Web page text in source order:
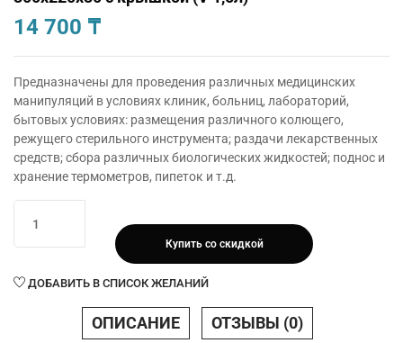
14 700 ₸
Предназначены для проведения различных медицинских
манипуляций в условиях клиник, больниц, лабораторий,
бытовых условиях: размещения различного колющего,
режущего стерильного инструмента; раздачи лекарственных
средств; сбора различных биологических жидкостей; поднос и
хранение термометров, пипеток и т.д.
товара
Лоток
ЛПМрК-
Купить со скидкой
ДОБАВИТЬ В СПИСОК ЖЕЛАНИЙ
ОПИСАНИЕ ОТЗЫВЫ (0)